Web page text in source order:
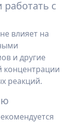
с
влияет на
и другие
реакций.